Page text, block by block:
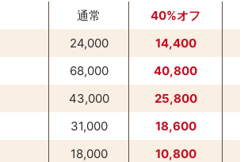
通常
40%オフ
24,000
14,400
68,000
40,800
43,000 25,800
31,000
18,600
18,000
10,800